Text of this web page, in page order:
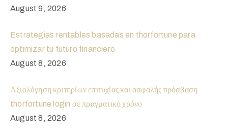
August 9, 2026
Estrategias rentables basadas en thorfortune para
optimizar tu futuro financiero
August 8, 2026
Αξιολόγηση κριτηρίων επιτυχίας και ασφαλής πρόσβαση
thorfortune login σε πραγματικό χρόνο
August 8, 2026